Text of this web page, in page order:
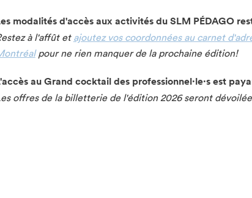
modalités d'accès aux activités du SLM PÉDAGO
à l'affût etajoutez vos coordonnées au carnet
pour ne rien manquer de la prochaine édition!
au Grand cocktail des professionnel·le·s est
offres de la billetterie de l'édition 2026 seront